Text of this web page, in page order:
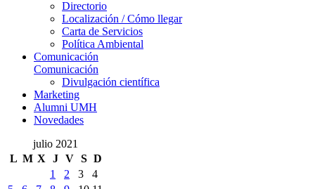
Directorio
Localización / Cómo llegar
Carta de Servicios
Política Ambiental
Comunicación
Comunicación
Divulgación científica
Marketing
Alumni UMH
Novedades
julio 2021
L M X J V S D
1
2 3
4